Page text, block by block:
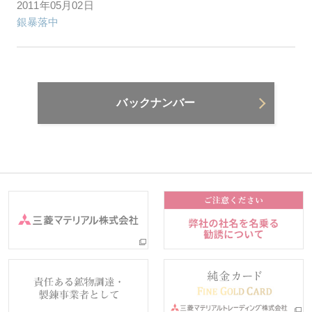
2011年05月02日
銀暴落中
バックナンバー